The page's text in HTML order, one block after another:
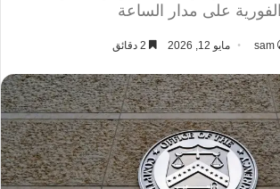
الفورية على مدار الساعة
sam مايو 12, 2026